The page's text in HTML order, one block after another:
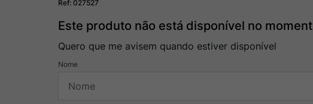
Ref:027527
Este produto não está disponível no
Quero que me avisem quando estiver disponível